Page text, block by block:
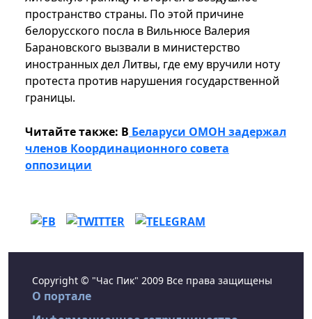
пространство страны. По этой причине
белорусского посла в Вильнюсе Валерия
Барановского вызвали в министерство
иностранных дел Литвы, где ему вручили ноту
протеста против нарушения государственной
границы.
Читайте также: В Беларуси ОМОН задержал
членов Координационного совета
оппозиции
Copyright © "Час Пик" 2009 Все права защищены
О портале